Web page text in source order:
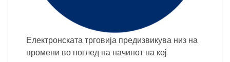
Електронската трговија предизвикува низ на
промени во поглед на начинот на кој